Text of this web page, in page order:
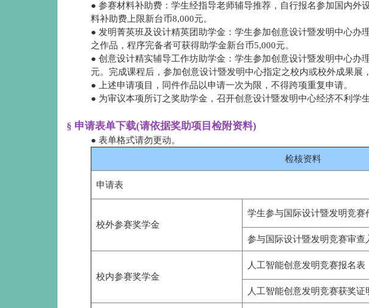
● 参赛材料补助费：学生经指导老师辅导推荐，自行报名参加国内外
料补助费上限新台币8,000元。
● 发明菁英班及设计精英团助学金：学生参加创意设计暨发明中心办
之作品，程序完备者可获得助学金新台币5,000元。
● 创意设计精实辅导工作坊助学金：学生参加创意设计暨发明中心办
元。完成课程后，参加创意设计暨发明中心指定之校内或校外成果展
● 上述申请项目，同件作品以申请一次为限，不得跨项重复申请。
● 为审议本项所订之奖助学金，召开创意设计暨发明中心经济不利学
§ 申请表单下载(请依据奖助项目检附资料)
● 表单格式请勿更动。
检核资料
申请表
校外参赛奖学金
学生参与国际设计暨发明竞赛
参与国际设计暨发明竞赛审
校内参赛奖学金
人工智能创意发明竞赛报名表
人工智能创意发明竞赛获奖